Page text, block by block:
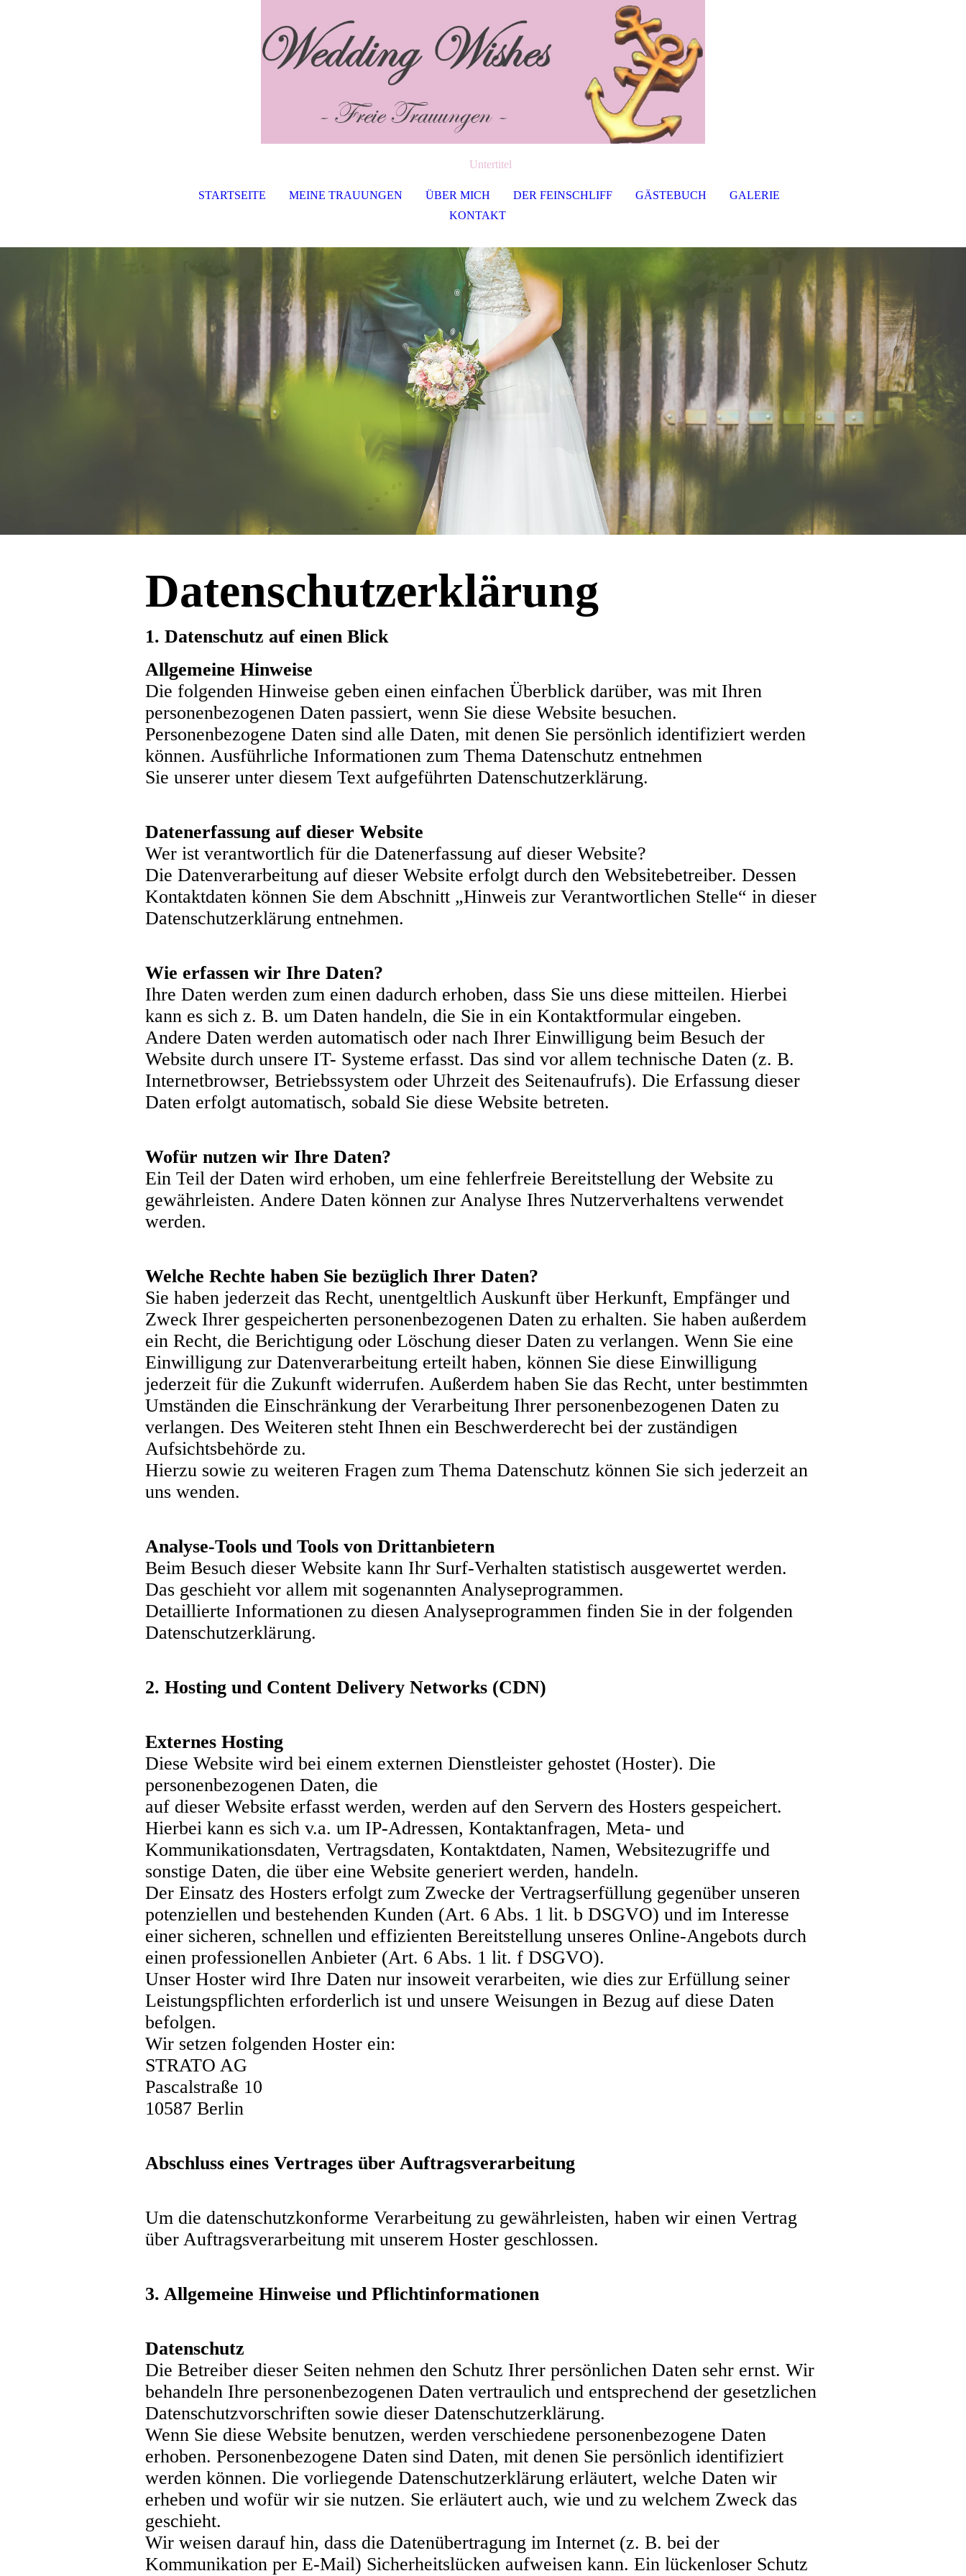
Untertitel
STARTSEITE MEINE TRAUUNGEN ÜBER MICH DER FEINSCHLIFF GÄSTEBUCH
GALERIE
KONTAKT
Datenschutzerklärung
1. Datenschutz auf einen Blick
Allgemeine Hinweise
Die folgenden Hinweise geben einen einfachen Überblick darüber, was mit Ihren
personenbezogenen Daten passiert, wenn Sie diese Website besuchen.
Personenbezogene Daten sind alle Daten, mit denen Sie persönlich identifiziert werden
können. Ausführliche Informationen zum Thema Datenschutz entnehmen
Sie unserer unter diesem Text aufgeführten Datenschutzerklärung.
Datenerfassung auf dieser Website
Wer ist verantwortlich für die Datenerfassung auf dieser Website?
Die Datenverarbeitung auf dieser Website erfolgt durch den Websitebetreiber. Dessen
Kontaktdaten können Sie dem Abschnitt „Hinweis zur Verantwortlichen Stelle“ in dieser
Datenschutzerklärung entnehmen.
Wie erfassen wir Ihre Daten?
Ihre Daten werden zum einen dadurch erhoben, dass Sie uns diese mitteilen. Hierbei
kann es sich z. B. um Daten handeln, die Sie in ein Kontaktformular eingeben.
Andere Daten werden automatisch oder nach Ihrer Einwilligung beim Besuch der
Website durch unsere IT- Systeme erfasst. Das sind vor allem technische Daten (z. B.
Internetbrowser, Betriebssystem oder Uhrzeit des Seitenaufrufs). Die Erfassung dieser
Daten erfolgt automatisch, sobald Sie diese Website betreten.
Wofür nutzen wir Ihre Daten?
Ein Teil der Daten wird erhoben, um eine fehlerfreie Bereitstellung der Website zu
gewährleisten. Andere Daten können zur Analyse Ihres Nutzerverhaltens verwendet
werden.
Welche Rechte haben Sie bezüglich Ihrer Daten?
Sie haben jederzeit das Recht, unentgeltlich Auskunft über Herkunft, Empfänger und
Zweck Ihrer gespeicherten personenbezogenen Daten zu erhalten. Sie haben außerdem
ein Recht, die Berichtigung oder Löschung dieser Daten zu verlangen. Wenn Sie eine
Einwilligung zur Datenverarbeitung erteilt haben, können Sie diese Einwilligung
jederzeit für die Zukunft widerrufen. Außerdem haben Sie das Recht, unter bestimmten
Umständen die Einschränkung der Verarbeitung Ihrer personenbezogenen Daten zu
verlangen. Des Weiteren steht Ihnen ein Beschwerderecht bei der zuständigen
Aufsichtsbehörde zu.
Hierzu sowie zu weiteren Fragen zum Thema Datenschutz können Sie sich jederzeit an
uns wenden.
Analyse-Tools und Tools von Drittanbietern
Beim Besuch dieser Website kann Ihr Surf-Verhalten statistisch ausgewertet werden.
Das geschieht vor allem mit sogenannten Analyseprogrammen.
Detaillierte Informationen zu diesen Analyseprogrammen finden Sie in der folgenden
Datenschutzerklärung.
2. Hosting und Content Delivery Networks (CDN)
Externes Hosting
Diese Website wird bei einem externen Dienstleister gehostet (Hoster). Die
personenbezogenen Daten, die
auf dieser Website erfasst werden, werden auf den Servern des Hosters gespeichert.
Hierbei kann es sich v.a. um IP-Adressen, Kontaktanfragen, Meta- und
Kommunikationsdaten, Vertragsdaten, Kontaktdaten, Namen, Websitezugriffe und
sonstige Daten, die über eine Website generiert werden, handeln.
Der Einsatz des Hosters erfolgt zum Zwecke der Vertragserfüllung gegenüber unseren
potenziellen und bestehenden Kunden (Art. 6 Abs. 1 lit. b DSGVO) und im Interesse
einer sicheren, schnellen und effizienten Bereitstellung unseres Online-Angebots durch
einen professionellen Anbieter (Art. 6 Abs. 1 lit. f DSGVO).
Unser Hoster wird Ihre Daten nur insoweit verarbeiten, wie dies zur Erfüllung seiner
Leistungspflichten erforderlich ist und unsere Weisungen in Bezug auf diese Daten
befolgen.
Wir setzen folgenden Hoster ein:
STRATO AG
Pascalstraße 10
10587 Berlin
Abschluss eines Vertrages über Auftragsverarbeitung
Um die datenschutzkonforme Verarbeitung zu gewährleisten, haben wir einen Vertrag
über Auftragsverarbeitung mit unserem Hoster geschlossen.
3. Allgemeine Hinweise und Pflichtinformationen
Datenschutz
Die Betreiber dieser Seiten nehmen den Schutz Ihrer persönlichen Daten sehr ernst. Wir
behandeln Ihre personenbezogenen Daten vertraulich und entsprechend der gesetzlichen
Datenschutzvorschriften sowie dieser Datenschutzerklärung.
Wenn Sie diese Website benutzen, werden verschiedene personenbezogene Daten
erhoben. Personenbezogene Daten sind Daten, mit denen Sie persönlich identifiziert
werden können. Die vorliegende Datenschutzerklärung erläutert, welche Daten wir
erheben und wofür wir sie nutzen. Sie erläutert auch, wie und zu welchem Zweck das
geschieht.
Wir weisen darauf hin, dass die Datenübertragung im Internet (z. B. bei der
Kommunikation per E-Mail) Sicherheitslücken aufweisen kann. Ein lückenloser Schutz